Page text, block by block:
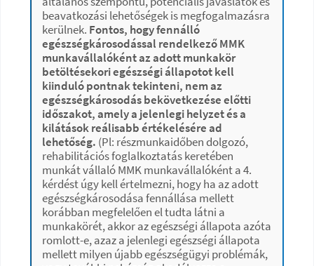
beavatkozási lehetőségek is megfogalmazásra
kerülnek. Fontos, hogy fennálló
egészségkárosodással rendelkező MMK
munkavállalóként az adott munkakör
betöltésekori egészségi állapotot kell
kiinduló pontnak tekinteni, nem az
egészségkárosodás bekövetkezése előtti
időszakot, amely a jelenlegi helyzet és a
kilátások reálisabb értékelésére ad
lehetőség. (Pl: részmunkaidőben dolgozó,
rehabilitációs foglalkoztatás keretében
munkát vállaló MMK munkavállalóként a 4.
kérdést úgy kell értelmezni, hogy ha az adott
egészségkárosodása fennállása mellett
korábban megfelelően el tudta látni a
munkakörét, akkor az egészségi állapota azóta
romlott-e, azaz a jelenlegi egészségi állapota
mellett milyen újabb egészségügyi problémák,